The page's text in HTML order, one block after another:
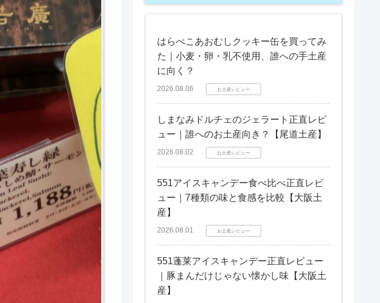
はらぺこあおむしクッキー缶を買ってみ
た｜小麦・卵・乳不使用、誰への手土産
に向く？
2026.08.06 お土産レビュー
しまなみドルチェのジェラート正直レビ
ュー｜誰へのお土産向き？【尾道土産】
2026.08.02 お土産レビュー
551アイスキャンデー食べ比べ正直レビ
ュー｜7種類の味と食感を比較【大阪土
産】
2026.08.01 お土産レビュー
551蓬莱アイスキャンデー正直レビュー
｜豚まんだけじゃない懐かし味【大阪土
産】